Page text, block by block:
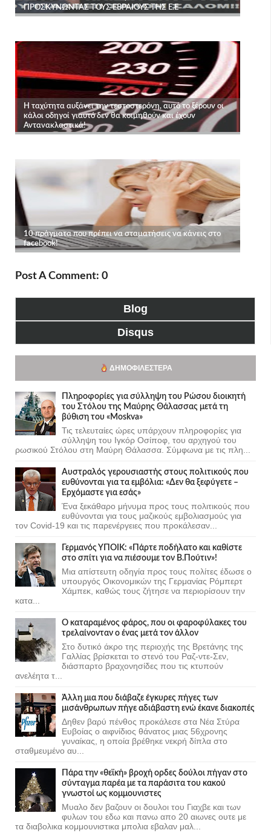
Post A Comment: 0
Blog
Disqus
ΔΗΜΟΦΙΛΈΣΤΕΡΑ
Πληροφορίες για σύλληψη του Ρώσου διοικητή
του Στόλου της Mαύρης Θάλασσας μετά τη
βύθιση του «Moskva»
Τις τελευταίες ώρες υπάρχουν πληροφορίες για
σύλληψη του Ιγκόρ Οσίποφ, του αρχηγού του
ρωσικού Στόλου στη Μαύρη Θάλασσα. Σύμφωνα με τις πλη...
Αυστραλός γερουσιαστής στους πολιτικούς που
ευθύνονται για τα εμβόλια: «Δεν θα ξεφύγετε –
Ερχόμαστε για εσάς»
Ένα ξεκάθαρο μήνυμα προς τους πολιτικούς που
ευθύνονται για τους μαζικούς εμβολιασμούς για
τον Covid-19 και τις παρενέργειες που προκάλεσαν...
Γερμανός ΥΠΟΙΚ: «Πάρτε ποδήλατο και καθίστε
στο σπίτι για να πιέσουμε τον Β.Πούτιν»!
Μια απίστευτη οδηγία προς τους πολίτες έδωσε ο
υπουργός Οικονομικών της Γερμανίας Ρόμπερτ
Χάμπεκ, καθώς τους ζήτησε να περιορίσουν την
κατα...
Ο καταραμένος φάρος, που οι φαροφύλακες του
τρελαίνονταν ο ένας μετά τον άλλον
Στο δυτικό άκρο της περιοχής της Βρετάνης της
Γαλλίας βρίσκεται το στενό του Ραζ-ντε-Σεν,
διάσπαρτο βραχονησίδες που τις κτυπούν
ανελέητα τ...
Άλλη μια που διάβαζε έγκυρες πήγες των
μισάνθρωπων πήγε αδιάβαστη ενώ έκανε διακοπές
Δηθεν βαρύ πένθος προκάλεσε στα Νέα Στύρα
Ευβοίας ο αιφνίδιος θάνατος μιας 56χρονης
γυναίκας, η οποία βρέθηκε νεκρή δίπλα στο
σταθμευμένο αυ...
Πάρα την «θεϊκή» βροχή ορδες δούλοι πήγαν στο
σύνταγμα παρέα με τα παράσιτα του κακού
γνωστοί ως κομμουνιστες
Μυαλο δεν βαζουν οι δουλοι του Γιαχβε και των
φυλων του εδω και πανω απο 20 αιωνες ουτε με
τα διαβολικα κομμουνιστικα μπολια εβαλαν μαλ...